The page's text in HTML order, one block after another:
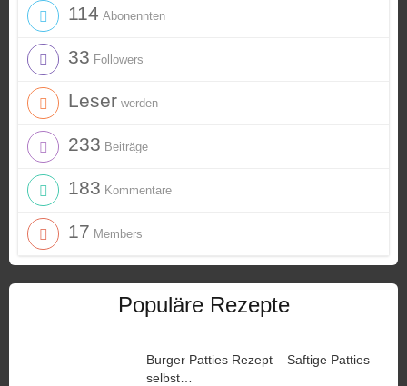
114 Abonennten
33 Followers
Leser werden
233 Beiträge
183 Kommentare
17 Members
Populäre Rezepte
Burger Patties Rezept – Saftige Patties
selbst…